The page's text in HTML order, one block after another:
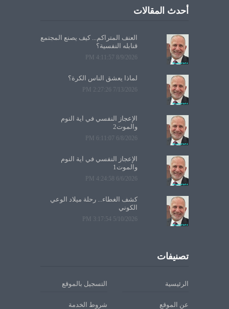
أحدث المقالات
العنف المتراكم... كيف يصنع المجتمع
قنابله النفسية؟
8/9/2026 4:11:57 PM
لماذا يعشق الناس الكرة؟
7/13/2026 2:27:26 PM
الإعجاز النفسي في آية النوم
والموت2
6/8/2026 6:11:07 PM
الإعجاز النفسي في آية النوم
والموت1
6/6/2026 4:24:58 PM
كشف الغطاء... رحلة ميلاد الوعي
الكوني
5/10/2026 3:17:54 PM
تصنيفات
الرئيسية التسجيل بالموقع
عن الموقع شروط الخدمة